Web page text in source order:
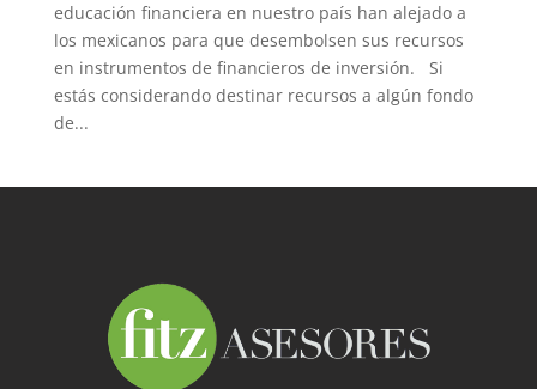
educación financiera en nuestro país han alejado a
los mexicanos para que desembolsen sus recursos
en instrumentos de financieros de inversión. Si
estás considerando destinar recursos a algún fondo
de...